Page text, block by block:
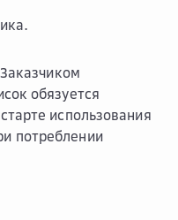
обязуется
использования
потреблении